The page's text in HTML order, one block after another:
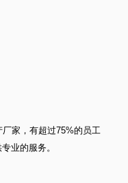
家，有超过75%的员工
业的服务。